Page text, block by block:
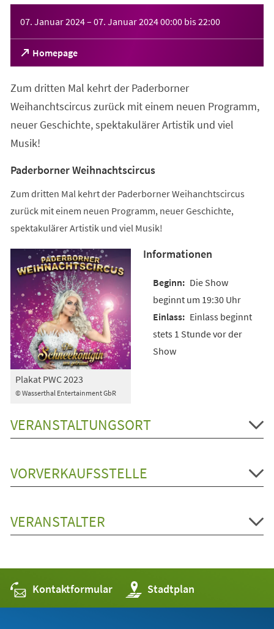
07. Januar 2024– 07. Januar 202400:00 bis22:00
Homepage
(Öffnet
in
neuen
Tab)
Zum dritten Mal kehrt der Paderborner
Weihanchtscircus zurück mit einem neuen Programm,
neuer Geschichte, spektakulärer Artistik und viel
Musik!
Paderborner Weihnachtscircus
Zum dritten Mal kehrt der Paderborner Weihanchtscircus
zurück mit einem neuen Programm, neuer Geschichte,
spektakulärer Artistik und viel Musik!
© Wasserthal Entertainment GbR
Plakat PWC 2023
Informationen
Die Show
beginnt um 19:30 Uhr
Einlass beginnt
stets 1 Stunde vor der
Show
VERANSTALTUNGSORT
VORVERKAUFSSTELLE
VERANSTALTER
Kontaktformular Stadtplan
(Öffnet
in
einem